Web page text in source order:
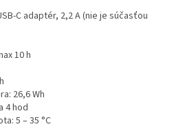
C adaptér, 2,2 A(nie je súčasťou
10 h
26,6 Wh
4 hod
5 – 35 °C